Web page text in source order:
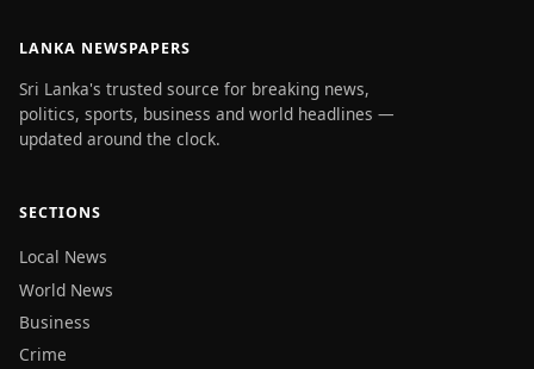
LANKA NEWSPAPERS
Sri Lanka's trusted source for breaking news,
politics, sports, business and world headlines —
updated around the clock.
SECTIONS
Local News
World News
Business
Crime